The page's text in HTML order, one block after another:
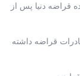
قراضه دنیا پس از
۵.۳۲ میلیون تن صادرات قراضه داشته